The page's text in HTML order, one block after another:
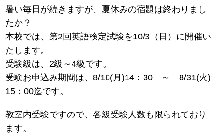
暑い毎日が続きますが、夏休みの宿題は終わりまし
たか？
本校では、第2回英語検定試験を10/3（日）に開催い
たします。
受験級は、2級～4級です。
受験お申込み期間は、8/16(月)14：30 ～ 8/31(火)
15：00迄です。
教室内受験ですので、各級受験人数も限られており
ます。